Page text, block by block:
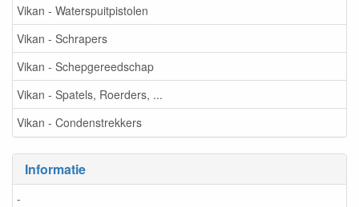
Vikan - Waterspuitpistolen
Vikan - Schrapers
Vikan - Schepgereedschap
Vikan - Spatels, Roerders, ...
Vikan - Condenstrekkers
Informatie
-